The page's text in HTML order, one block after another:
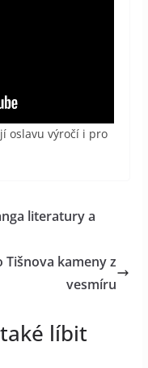
oslavu výročí i pro
literatury a
Tišnova kameny z
vesmíru
líbit